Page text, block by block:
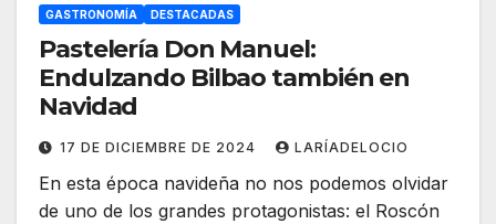
GASTRONOMÍA DESTACADAS
Pastelería Don Manuel:
Endulzando Bilbao también en
Navidad
17 DE DICIEMBRE DE 2024 LARÍADELOCIO
En esta época navideña no nos podemos olvidar
de uno de los grandes protagonistas: el Roscón